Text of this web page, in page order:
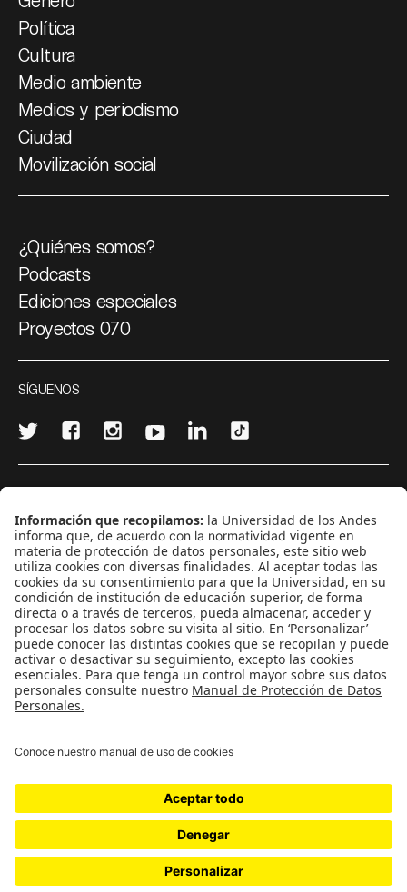
Política
Cultura
Medio ambiente
Medios y periodismo
Ciudad
Movilización social
¿Quiénes somos?
Podcasts
Ediciones especiales
Proyectos 070
SÍGUENOS
CONTÁCTANOS
cerosetenta@uniandes.edu.co
BOGOTÁ, COLOMBIA
NEWSLETTER